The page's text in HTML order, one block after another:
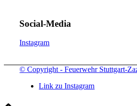
Social-Media
Instagram
© Copyright - Feuerwehr Stuttgart-
Link zu Instagram